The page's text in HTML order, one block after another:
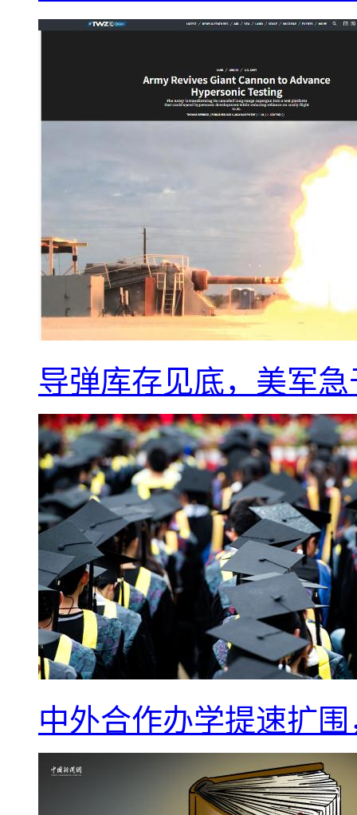
导弹库存见底，美军
中外合作办学提速扩